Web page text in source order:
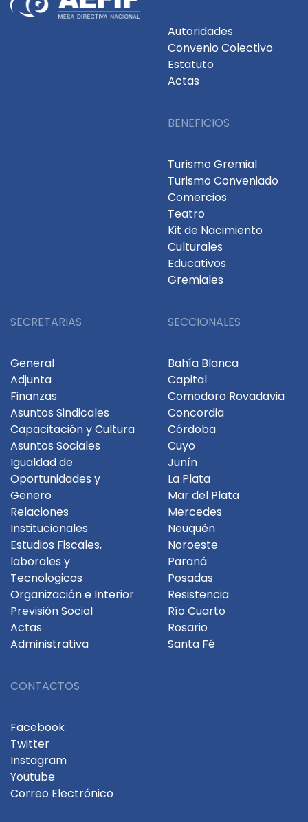
Autoridades
Convenio Colectivo
Estatuto
Actas
BENEFICIOS
Turismo Gremial
Turismo Conveniado
Comercios
Teatro
Kit de Nacimiento
Culturales
Educativos
Gremiales
SECRETARIAS
General
Adjunta
Finanzas
Asuntos Sindicales
Capacitación y Cultura
Asuntos Sociales
Igualdad de
Oportunidades y
Genero
Relaciones
Institucionales
Estudios Fiscales,
laborales y
Tecnologicos
Organización e Interior
Previsión Social
Actas
Administrativa
CONTACTOS
Facebook
Twitter
Instagram
Youtube
Correo Electrónico
SECCIONALES
Bahía Blanca
Capital
Comodoro Rovadavia
Concordia
Córdoba
Cuyo
Junín
La Plata
Mar del Plata
Mercedes
Neuquén
Noroeste
Paraná
Posadas
Resistencia
Río Cuarto
Rosario
Santa Fé